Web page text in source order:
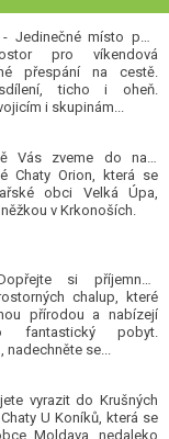
Jedinečné místo pod
pro víkendová
přespání na cestě.
ticho i oheň.
i skupinám...
Vás zveme do naší
Chaty Orion, která se
obci Velká Úpa,
v Krkonoších.
si příjemnou
chalup, které
přírodou a nabízejí
fantastický pobyt.
se...
vyrazit do Krušných
U Koníků, která se
Moldava, nedaleko